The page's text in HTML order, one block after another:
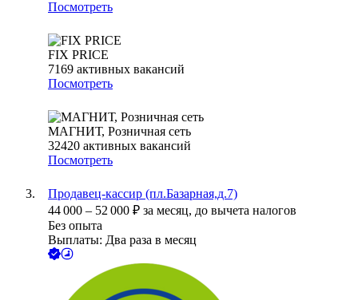
Посмотреть
FIX PRICE
7169 активных вакансий
Посмотреть
МАГНИТ, Розничная сеть
32420 активных вакансий
Посмотреть
Продавец-кассир (пл.Базарная,д.7)
44 000 – 52 000 ₽ за месяц, до вычета налогов
Без опыта
Выплаты: Два раза в месяц